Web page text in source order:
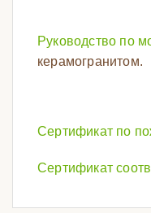
Руководство по
керамогранитом.
Сертификат по
Сертификат